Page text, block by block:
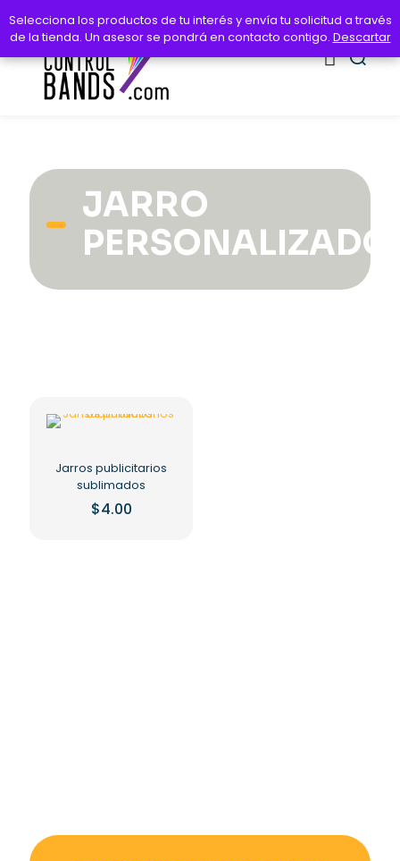
JARRO
Jarros publicitarios
sublimados
$4.00
Selecciona los productos de tu interés y envía tu solicitud a través
de la tienda. Un asesor se pondrá en contacto contigo. Descartar
Selecciona los productos de tu interés y envía tu solicitud a través
de la tienda. Un asesor se pondrá en contacto contigo. Descartar